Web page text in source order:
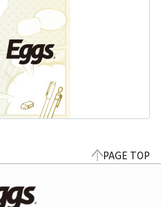
PAGE TOP